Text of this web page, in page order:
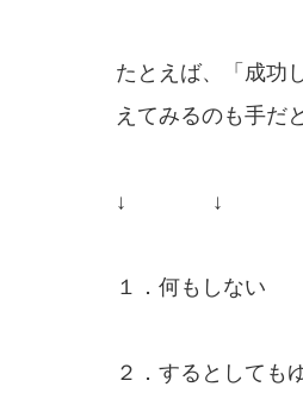
たとえば、「成功
えてみるのも手だ
↓ ↓
１．何もしない
２．するとしても